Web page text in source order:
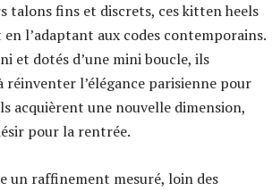
talons fins et discrets, ces kitten heels
l’adaptant aux codes contemporains.
et dotés d’une mini boucle, ils
l’élégance parisienne pour
acquièrent une nouvelle dimension,
pour la rentrée.
un raffinement mesuré, loin des